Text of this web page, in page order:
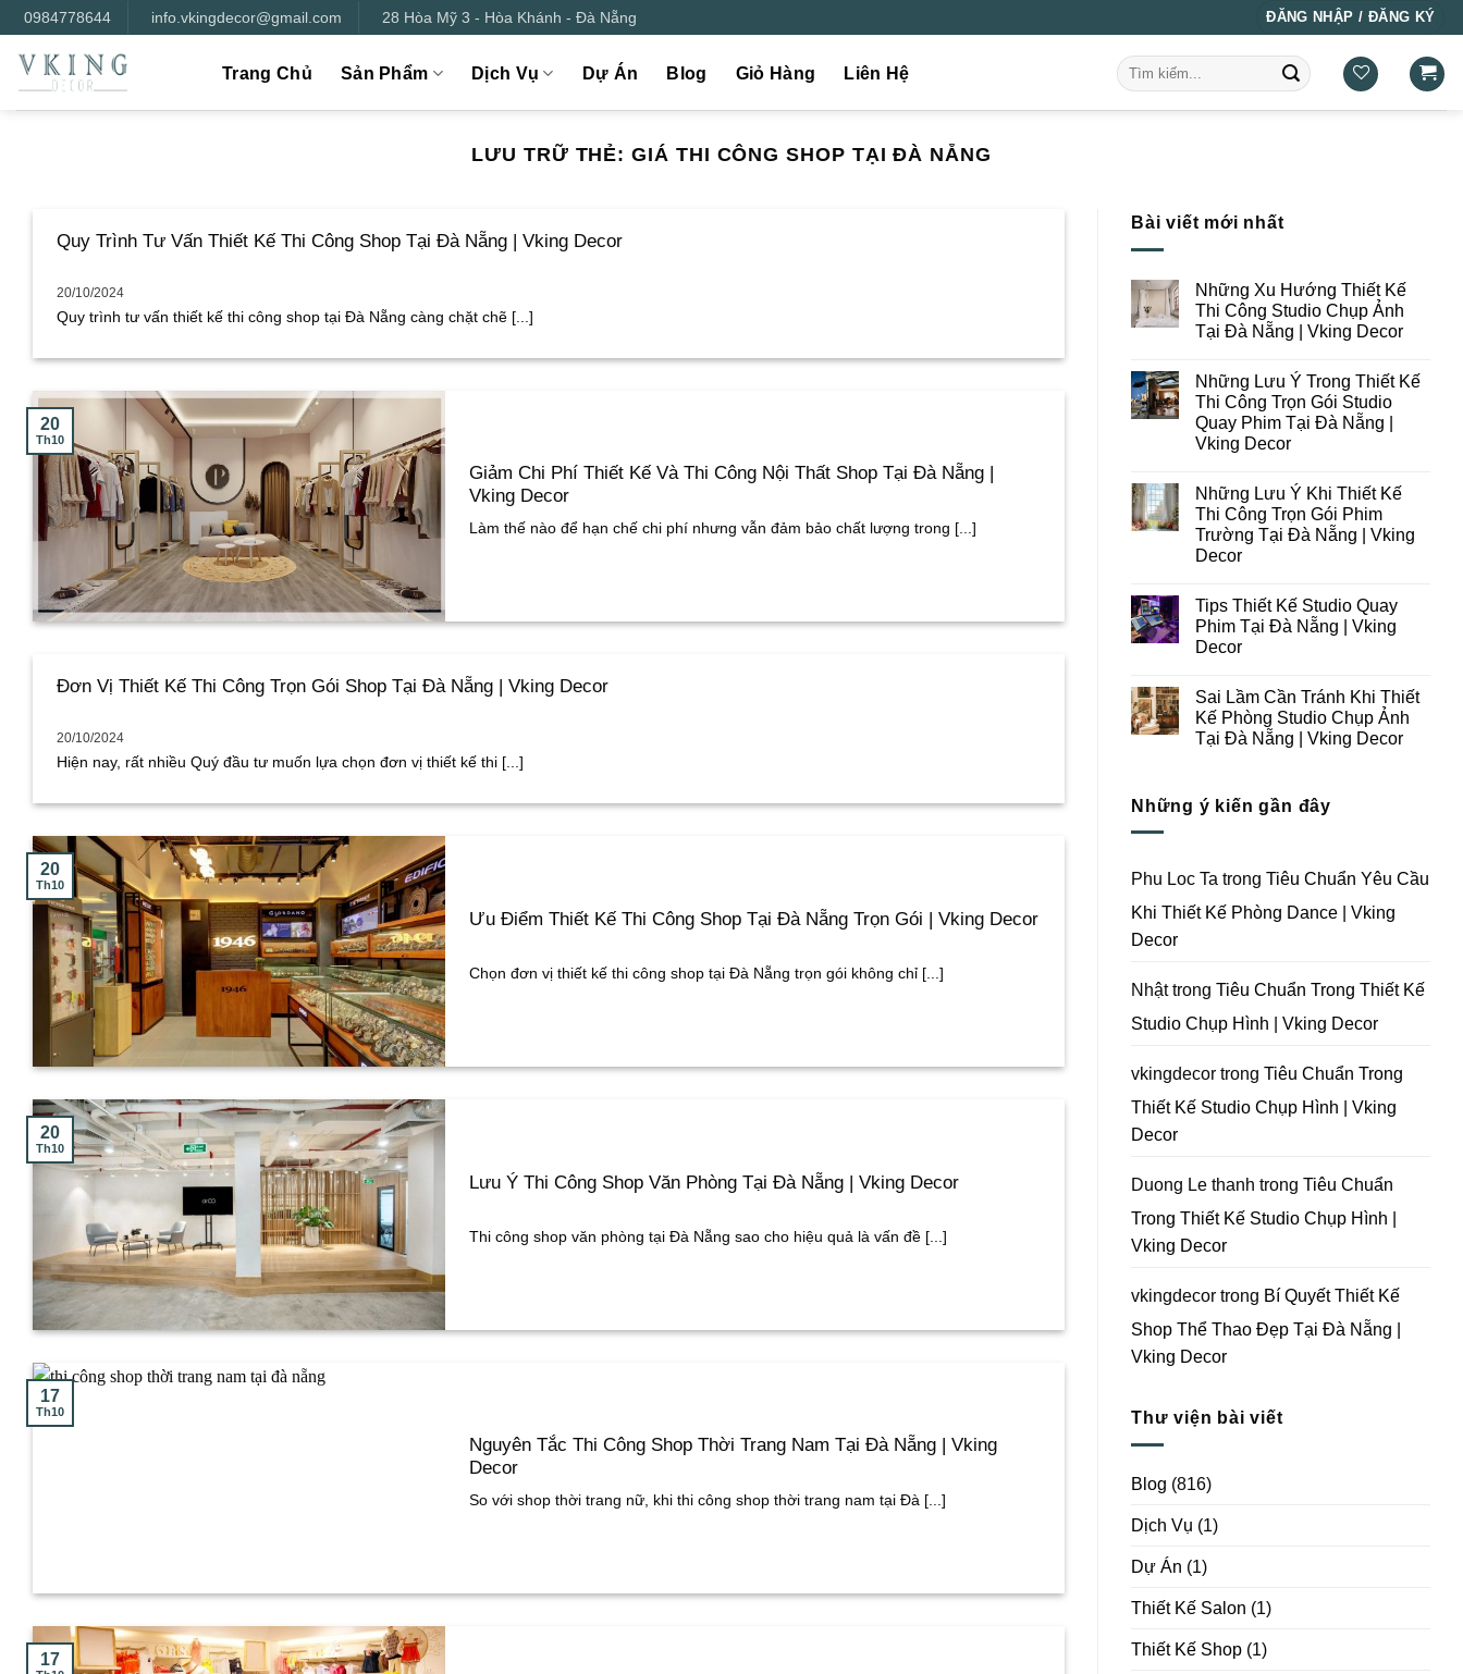
qua
nội
dung
0984778644 info.vkingdecor@gmail.com 28 Hòa Mỹ 3 - Hòa Khánh - Đà Nẵng ĐĂNG NHẬP / ĐĂNG KÝ
Trang Chủ Sản Phẩm Dịch Vụ Dự Án Blog Giỏ Hàng Liên Hệ
Tìm
kiếm:
LƯU TRỮ THẺ:GIÁ THI CÔNG SHOP TẠI ĐÀ NẴNG
Quy Trình Tư Vấn Thiết Kế Thi Công Shop Tại Đà Nẵng | Vking Decor
20/10/2024
Quy trình tư vấn thiết kế thi công shop tại Đà Nẵng càng chặt chẽ [...]
Giảm Chi Phí Thiết Kế Và Thi Công Nội Thất Shop Tại Đà Nẵng |
Vking Decor
Làm thế nào để hạn chế chi phí nhưng vẫn đảm bảo chất lượng trong [...]
20
Th10
Đơn Vị Thiết Kế Thi Công Trọn Gói Shop Tại Đà Nẵng | Vking Decor
20/10/2024
Hiện nay, rất nhiều Quý đầu tư muốn lựa chọn đơn vị thiết kế thi [...]
Ưu Điểm Thiết Kế Thi Công Shop Tại Đà Nẵng Trọn Gói | Vking Decor
Chọn đơn vị thiết kế thi công shop tại Đà Nẵng trọn gói không chỉ [...]
20
Th10
Lưu Ý Thi Công Shop Văn Phòng Tại Đà Nẵng | Vking Decor
Thi công shop văn phòng tại Đà Nẵng sao cho hiệu quả là vấn đề [...]
20
Th10
Nguyên Tắc Thi Công Shop Thời Trang Nam Tại Đà Nẵng | Vking
Decor
So với shop thời trang nữ, khi thi công shop thời trang nam tại Đà [...]
17
Th10
17
Bài viết mới nhất
Những Xu Hướng Thiết Kế
Thi Công Studio Chụp Ảnh
Tại Đà Nẵng | Vking Decor
bình
luận
ở
Những
Xu
Hướng
Thi
Công
Studio
Chụp
Ảnh
Tại
Vking
Decor
Những Lưu Ý Trong Thiết Kế
Thi Công Trọn Gói Studio
Quay Phim Tại Đà Nẵng |
Vking Decor
bình
luận
ở
Những
Lưu
Ý
Kế
Thi
Công
Trọn
Quay
Phim
Tại
Đà
Nẵng
Những Lưu Ý Khi Thiết Kế
Thi Công Trọn Gói Phim
Trường Tại Đà Nẵng | Vking
Decor
bình
luận
ở
Những
Khi
Thiết
Kế
Thi
Công
Trường
Tại
Vking
Decor
Tips Thiết Kế Studio Quay
Phim Tại Đà Nẵng | Vking
Decor
bình
luận
ở
Tips
Quay
Phim
Vking
Sai Lầm Cần Tránh Khi Thiết
Kế Phòng Studio Chụp Ảnh
Tại Đà Nẵng | Vking Decor
luận
ở
Tránh
Khi
Kế
Tại
Đà
Nẵng
|
Những ý kiến gần đây
Phu Loc Ta trong Tiêu Chuẩn Yêu Cầu
Khi Thiết Kế Phòng Dance | Vking
Decor
Nhậttrong Tiêu Chuẩn Trong Thiết Kế
Studio Chụp Hình | Vking Decor
vkingdecor trong Tiêu Chuẩn Trong
Thiết Kế Studio Chụp Hình | Vking
Decor
Duong Le thanh trong Tiêu Chuẩn
Trong Thiết Kế Studio Chụp Hình |
Vking Decor
vkingdecor trong Bí Quyết Thiết Kế
Shop Thể Thao Đẹp Tại Đà Nẵng |
Vking Decor
Thư viện bài viết
Blog (816)
Dịch Vụ (1)
Dự Án (1)
Thiết Kế Salon (1)
Thiết Kế Shop (1)